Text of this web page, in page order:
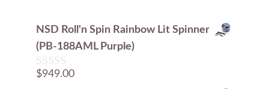
NSD Roll'n Spin Rainbow Lit Spinner
(PB-188AML Purple)
0
$949.00